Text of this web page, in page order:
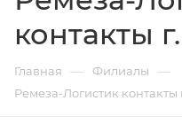
контакты
Главная — Филиалы —
Ремеза-Логистик контакты